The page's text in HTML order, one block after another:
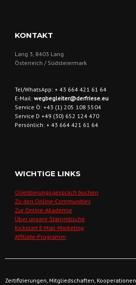
KONTAKT
Lang 3, 8403 Lang
Österreich / Südsteiermark
Tel/WhatsApp: + 43 664 421 61 64
E-Mail: wegbegleiter@derfriese.eu
Service Ö: +43 (1) 205 108 5504
Service D +49 (30) 652 124 470
Persönlich: + 43 664 421 61 64
WICHTIGE LINKS
Orientierungsgespräch buchen
Zu den Online-Communities
Zur Online-Akademie
Über unsere Stammtische
Kickstart E-Mail-Marketing
Affiliate-Programm
Zertifizierungen, Mitgliedschaften,